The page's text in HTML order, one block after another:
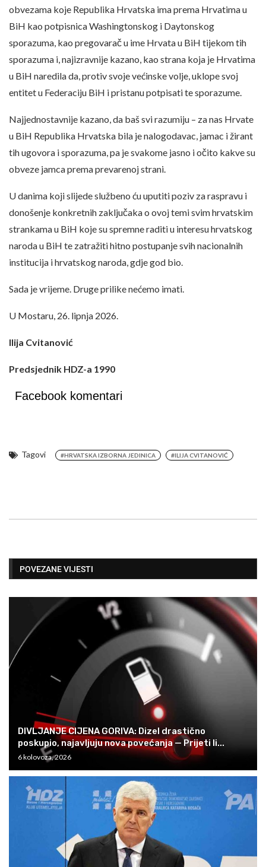
obvezama koje Republika Hrvatska ima prema Hrvatima u
BiH kao potpisnica Washingtonskog i Daytonskog
sporazuma, kao pregovarač u ime Hrvata u BiH tijekom tih
sporazuma i, najizravnije kazano, kao strana koja je Hrvatima
u BiH naredila da, protiv svoje većinske volje, uklope svoj
entitet u Federaciju BiH i pristanu potpisati te sporazume.
Najjednostavnije kazano, da baš svi razumiju – za nas Hrvate
u BiH Republika Hrvatska bila je nalogodavac, jamac i žirant
tih ugovora i sporazuma, pa je svakome jasno i očito kakve su
obveze jamca prema prevarenoj strani.
U danima koji slijede službeno ću uputiti poziv za raspravu i
donošenje konkretnih zaključaka o ovoj temi svim hrvatskim
strankama u BiH koje su spremne raditi u interesu hrvatskog
naroda u BiH te zatražiti hitno postupanje svih nacionalnih
institucija i hrvatskog naroda, gdje god bio.
Sada je vrijeme. Druge prilike nećemo imati.
U Mostaru, 26. lipnja 2026.
Ilija Cvitanović
Predsjednik HDZ-a 1990
Facebook komentari
Tagovi #HRVATSKA IZBORNA JEDINICA #ILIJA CVITANOVIĆ
POVEZANE VIJESTI
DIVLJANJE CIJENA GORIVA: Dizel drastično
poskupio, najavljuju nova povećanja — Prijeti li...
6 kolovoza, 2026